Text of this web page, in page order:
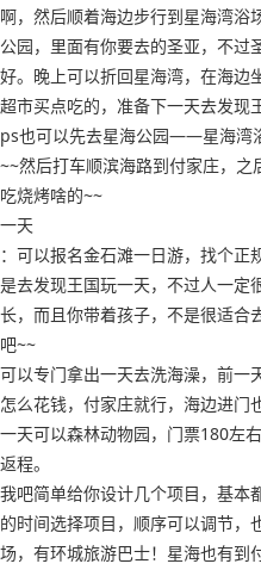
啊，然后顺着海边步行到星海湾浴
公园，里面有你要去的圣亚，不过
好。晚上可以折回星海湾，在海边
超市买点吃的，准备下一天去发现
ps也可以先去星海公园——星海
~~然后打车顺滨海路到付家庄，
吃烧烤啥的~~
一天
：可以报名金石滩一日游，找个
是去发现王国玩一天，不过人一定
长，而且你带着孩子，不是很适合
吧~~
可以专门拿出一天去洗海澡，前一
怎么花钱，付家庄就行，海边进门
一天可以森林动物园，门票180左
返程。
我吧简单给你设计几个项目，基本
的时间选择项目，顺序可以调节，
场，有环城旅游巴士！星海也有到